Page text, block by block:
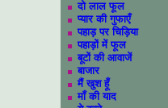
दो लाल फूल
प्यार की गुफाएँ
पहाड़ पर चिड़िया
पहाड़ों में फूल
बूटों की आवाजें
बाजार
मैं खुश हूँ
माँ की याद